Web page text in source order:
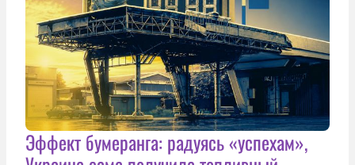
Эффект бумеранга: радуясь «успехам»,